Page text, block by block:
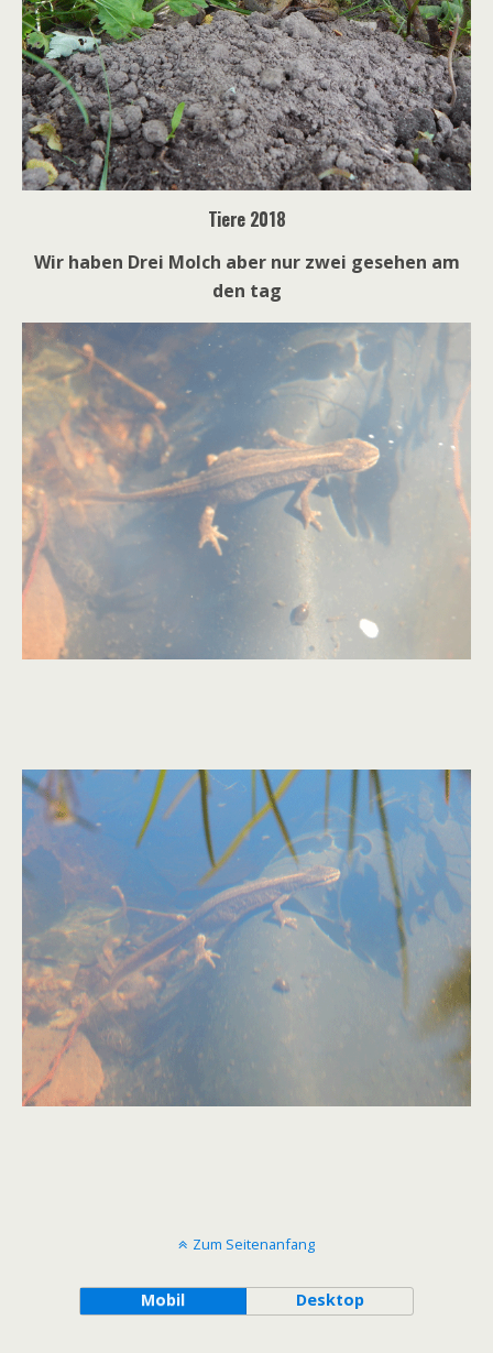
Tiere 2018
Wir haben Drei Molch aber nur zwei gesehen am
den tag
Zum Seitenanfang
Mobil Desktop